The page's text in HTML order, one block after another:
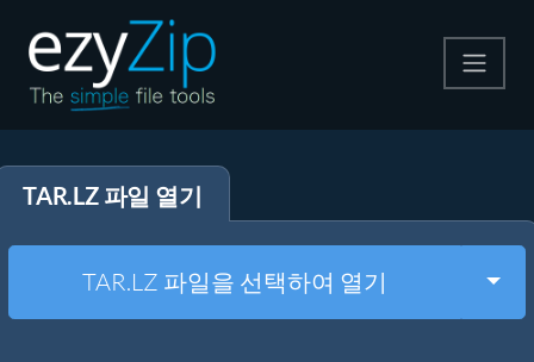
압축 해제
기타 도구
TAR.LZ 파일 열기
TAR.LZ 파일을 선택하여 열기